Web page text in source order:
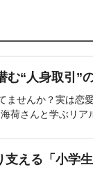
む“人身取引”
ませんか？実は恋
荷さんと学ぶリア
える「小学生